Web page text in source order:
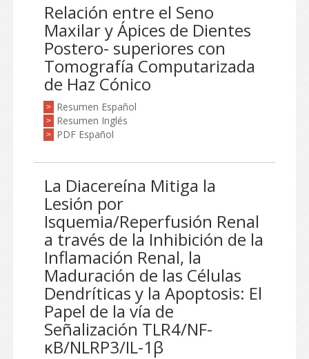
Relación entre el Seno
Maxilar y Ápices de Dientes
Postero- superiores con
Tomografía Computarizada
de Haz Cónico
> Resumen Español
> Resumen Inglés
> PDF Español
La Diacereína Mitiga la
Lesión por
Isquemia/Reperfusión Renal
a través de la Inhibición de la
Inflamación Renal, la
Maduración de las Células
Dendríticas y la Apoptosis: El
Papel de la vía de
Señalización TLR4/NF-
κB/NLRP3/IL-1β